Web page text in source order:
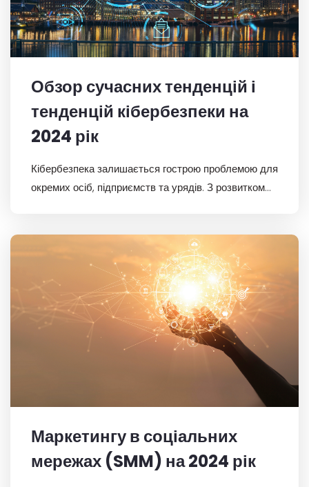
Обзор сучасних тенденцій і
тенденцій кібербезпеки на
2024 рік
Кібербезпека залишається гострою проблемою для
окремих осіб, підприємств та урядів. З розвитком
Маркетингу в соціальних
мережах (SMM) на 2024 рік